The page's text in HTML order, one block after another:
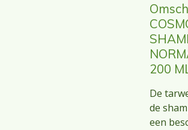
200
De
de
een